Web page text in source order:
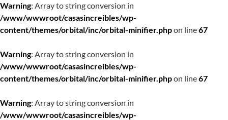
Warning: Array to string conversion in
/www/wwwroot/casasincreibles/wp-
content/themes/orbital/inc/orbital-minifier.phpon line67
Warning: Array to string conversion in
/www/wwwroot/casasincreibles/wp-
content/themes/orbital/inc/orbital-minifier.phpon line67
Warning: Array to string conversion in
/www/wwwroot/casasincreibles/wp-